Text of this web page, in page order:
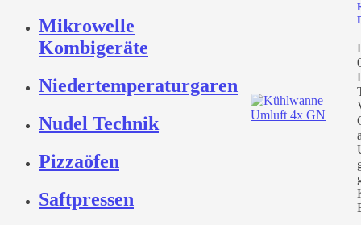
Mikrowelle
Kombigeräte
Niedertemperaturgaren
Nudel Technik
Pizzaöfen
Saftpressen